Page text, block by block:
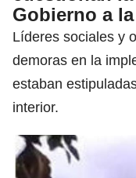
Gobierno a
Líderes sociales y
demoras en la
estaban
interior.